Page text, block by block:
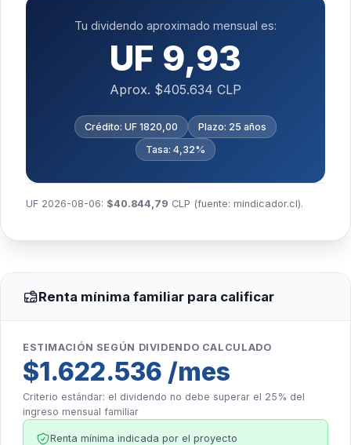
Tu dividendo aproximado mensual es:
UF 9,93
Aprox. $405.634 CLP
Crédito: UF 1820,00
Plazo: 25 años
Tasa: 4,32%
UF 2026-08-06: $40.844,79 CLP (fuente: mindicador.cl).
Renta mínima familiar para calificar
ESTIMACIÓN SEGÚN DIVIDENDO CALCULADO
$1.622.536 /mes
Criterio estándar: el dividendo no debe superar el 25% del
ingreso mensual familiar
Renta mínima indicada por el proyecto